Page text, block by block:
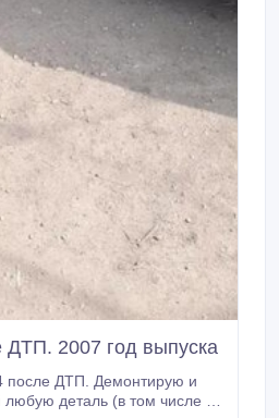
2007 год выпуска
Демонтирую и
деталь (в том числе и